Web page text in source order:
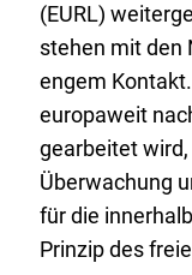
(EURL)
stehen mit den
engem
europaweit
gearbeitet
Überwachung
für die
Prinzip des